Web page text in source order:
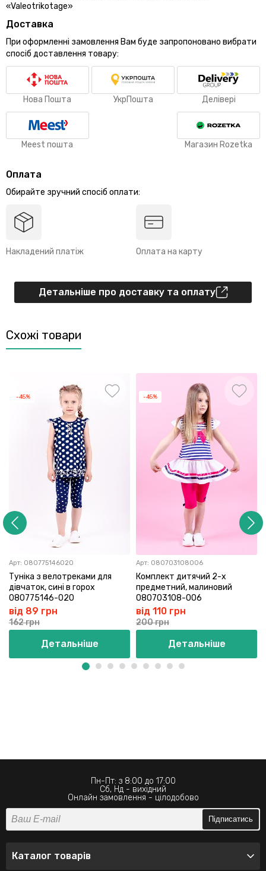
«Valeotrikotage»
Доставка
При оформленні замовлення Вам буде запропоновано вибрати
спосіб доставлення товару:
Нова Пошта УкрПошта Делівері
Meest пошта Магазин Rozetka
Оплата
Обирайте зручний спосіб оплати:
Накладений платіж Оплата на карту
Детальніше про доставку та оплату
Схожі товари
-45%
Арт: 080775146020
Туніка з велотреками для
дівчаток, cині в горох
080775146-020
від 89 грн
162 грн
Детальніше
-45%
Арт: 080703108006
Комплект дитячий 2-х
предметний, малиновий
080703108-006
від 110 грн
200 грн
Детальніше
Пн-Пт: з 8:00 до 17:00
Сб, Нд - вихідний
Онлайн замовлення - цілодобово
Підписатись
Каталог товарів